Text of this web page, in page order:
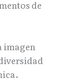
de
imagen